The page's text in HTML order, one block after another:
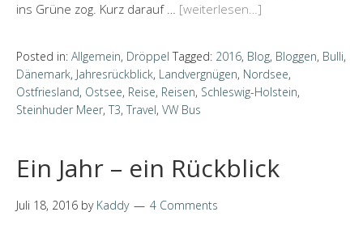
ins Grüne zog. Kurz darauf … [weiterlesen…]
Posted in: Allgemein, Dröppel Tagged: 2016, Blog, Bloggen, Bulli,
Dänemark, Jahresrückblick, Landvergnügen, Nordsee,
Ostfriesland, Ostsee, Reise, Reisen, Schleswig-Holstein,
Steinhuder Meer, T3, Travel, VW Bus
Ein Jahr – ein Rückblick
Juli 18, 2016 by Kaddy 4 Comments